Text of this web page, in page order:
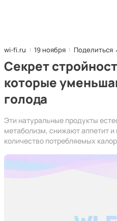
wi-fi.ru 19 ноября Поделиться
Секрет
которые
голода
Эти натуральные продукты
метаболизм, снижают аппетит
количество потребляемых